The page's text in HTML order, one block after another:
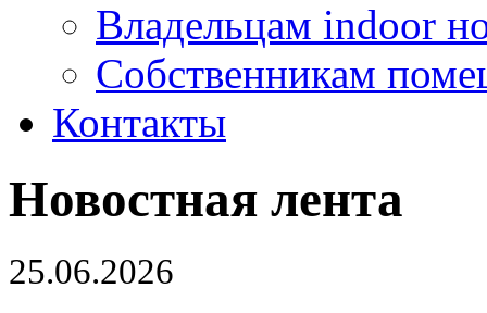
Владельцам indoor
Собственникам
Контакты
Новостная лента
25.06.2026